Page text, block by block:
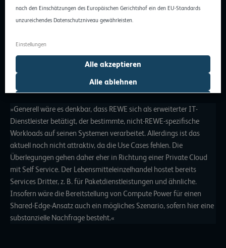
zukünftig auch für das Angebot von Public Edge Services nutzen
könnten. So könnte beispielsweise der Einzelhandelskonzern REWE
Edge-Markt einnehmen. Die Aussagen von Dr. André Marburger,
CTO der REWE Systems GmbH, im Interview mit den Autoren der
eco-Studie zeigen, dass dieser Gedanke nicht aus der Luft
»Generell wäre es denkbar, dass REWE sich als erweiterter IT-
Dienstleister betätigt, der bestimmte, nicht-REWE-spezifische
Workloads auf seinen Systemen verarbeitet. Allerdings ist das
aktuell noch nicht attraktiv, da die Use Cases fehlen. Die
Überlegungen gehen daher eher in Richtung einer Private Cloud
mit Self Service. Der Lebensmitteleinzelhandel hostet bereits
Services Dritter, z. B. für Paketdienstleistungen und ähnliche.
Insofern wäre die Bereitstellung von Compute Power für einen
Shared-Edge-Ansatz auch ein mögliches Szenario, sofern hier eine
substanzielle Nachfrage besteht.«
nach den Einschätzungen des Europäischen Gerichtshof ein den EU-Standards
unzureichendes Datenschutzniveau gewährleisten.
Einstellungen
Alle ablehnen
Alle akzeptieren